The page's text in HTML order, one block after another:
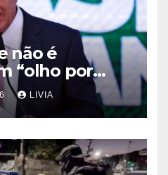
não é
“olho por
LIVIA